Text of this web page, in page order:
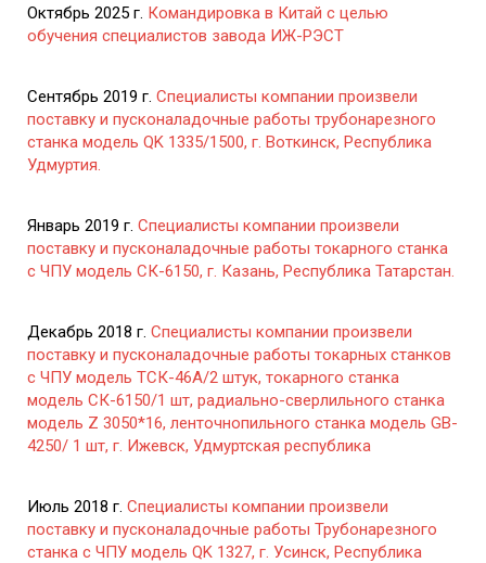
Октябрь 2025 г. Командировка в Китай с целью
обучения специалистов завода ИЖ-РЭСТ
Сентябрь 2019 г. Специалисты компании произвели
поставку и пусконаладочные работы трубонарезного
станка модель QK 1335/1500, г. Воткинск, Республика
Удмуртия.
Январь 2019 г. Специалисты компании произвели
поставку и пусконаладочные работы токарного станка
с ЧПУ модель СК-6150, г. Казань, Республика Татарстан.
Декабрь 2018 г. Специалисты компании произвели
поставку и пусконаладочные работы токарных станков
с ЧПУ модель ТСК-46А/2 штук, токарного станка
модель СК-6150/1 шт, радиально-сверлильного станка
модель Z 3050*16, ленточнопильного станка модель GB-
4250/ 1 шт, г. Ижевск, Удмуртская республика
Июль 2018 г. Специалисты компании произвели
поставку и пусконаладочные работы Трубонарезного
станка с ЧПУ модель QK 1327, г. Усинск, Республика